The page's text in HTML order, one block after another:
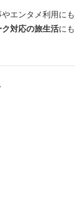
エンタメ利用にも
ク対応の旅生活にも